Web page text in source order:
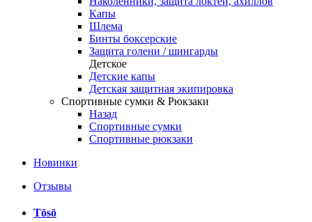
Капы
Шлема
Бинты боксерские
Защита голени / шингарды
Детское
Детские капы
Детская защитная экипировка
Спортивные сумки & Рюкзаки
Назад
Спортивные сумки
Спортивные рюкзаки
Новинки
Отзывы
Tōsō